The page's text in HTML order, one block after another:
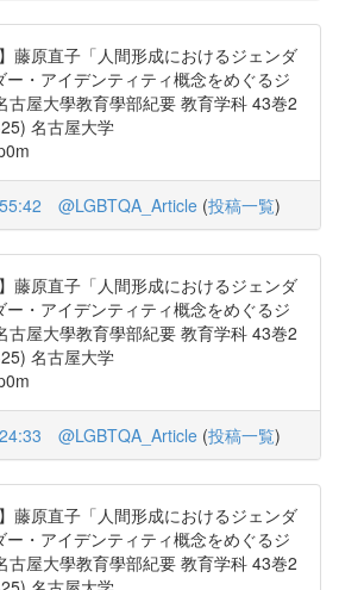
藤原直子「人間形成におけるジェンダ
・アイデンティティ概念をめぐるジ
古屋大學教育學部紀要 教育学科 43巻2
名古屋大学
@LGBTQA_Article (投稿一覧)
藤原直子「人間形成におけるジェンダ
・アイデンティティ概念をめぐるジ
古屋大學教育學部紀要 教育学科 43巻2
名古屋大学
@LGBTQA_Article (投稿一覧)
藤原直子「人間形成におけるジェンダ
・アイデンティティ概念をめぐるジ
古屋大學教育學部紀要 教育学科 43巻2